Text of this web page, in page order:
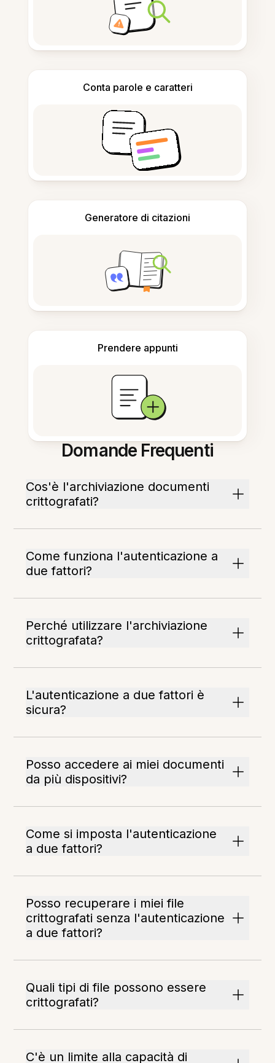
Conta parole e caratteri
Generatore di citazioni
Prendere appunti
Domande Frequenti
Cos'è l'archiviazione documenti
crittografati?
Come funziona l'autenticazione a
due fattori?
Perché utilizzare l'archiviazione
crittografata?
L'autenticazione a due fattori è
sicura?
Posso accedere ai miei documenti
da più dispositivi?
Come si imposta l'autenticazione
a due fattori?
Posso recuperare i miei file
crittografati senza l'autenticazione
a due fattori?
Quali tipi di file possono essere
crittografati?
C'è un limite alla capacità di